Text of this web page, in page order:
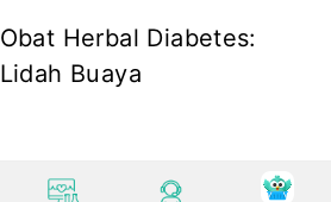
Obat Herbal Diabetes:
Lidah Buaya